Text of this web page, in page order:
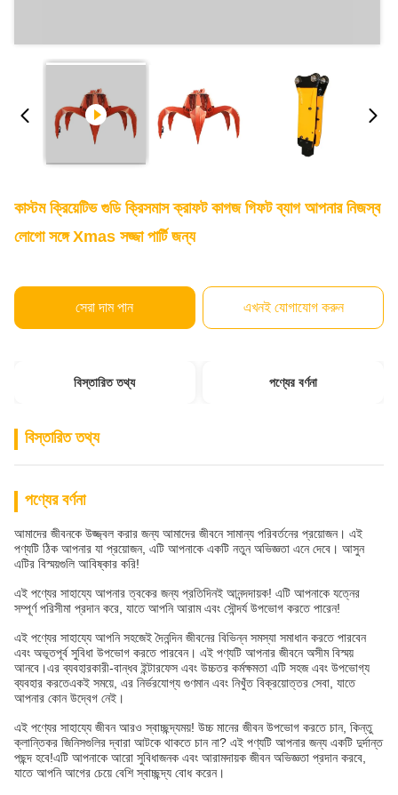
কাস্টম ক্রিয়েটিভ গুডি ক্রিসমাস ক্রাফট কাগজ গিফট ব্যাগ আপনার নিজস্ব
লোগো সঙ্গে Xmas সজ্জা পার্টি জন্য
সেরা দাম পান এখনই যোগাযোগ করুন
বিস্তারিত তথ্য পণ্যের বর্ণনা
বিস্তারিত তথ্য
পণ্যের বর্ণনা
আমাদের জীবনকে উজ্জ্বল করার জন্য আমাদের জীবনে সামান্য পরিবর্তনের প্রয়োজন। এই
পণ্যটি ঠিক আপনার যা প্রয়োজন, এটি আপনাকে একটি নতুন অভিজ্ঞতা এনে দেবে। আসুন
এটির বিস্ময়গুলি আবিষ্কার করি!
এই পণ্যের সাহায্যে আপনার ত্বকের জন্য প্রতিদিনই আনন্দদায়ক! এটি আপনাকে যত্নের
সম্পূর্ণ পরিসীমা প্রদান করে, যাতে আপনি আরাম এবং সৌন্দর্য উপভোগ করতে পারেন!
এই পণ্যের সাহায্যে আপনি সহজেই দৈনন্দিন জীবনের বিভিন্ন সমস্যা সমাধান করতে পারবেন
এবং অভূতপূর্ব সুবিধা উপভোগ করতে পারবেন। এই পণ্যটি আপনার জীবনে অসীম বিস্ময়
আনবে।এর ব্যবহারকারী-বান্ধব ইন্টারফেস এবং উচ্চতর কর্মক্ষমতা এটি সহজ এবং উপভোগ্য
ব্যবহার করতেএকই সময়ে, এর নির্ভরযোগ্য গুণমান এবং নিখুঁত বিক্রয়োত্তর সেবা, যাতে
আপনার কোন উদ্বেগ নেই।
এই পণ্যের সাহায্যে জীবন আরও স্বাচ্ছন্দ্যময়! উচ্চ মানের জীবন উপভোগ করতে চান, কিন্তু
ক্লান্তিকর জিনিসগুলির দ্বারা আটকে থাকতে চান না? এই পণ্যটি আপনার জন্য একটি দুর্দান্ত
পছন্দ হবে!এটি আপনাকে আরো সুবিধাজনক এবং আরামদায়ক জীবন অভিজ্ঞতা প্রদান করবে,
যাতে আপনি আগের চেয়ে বেশি স্বাচ্ছন্দ্য বোধ করেন।